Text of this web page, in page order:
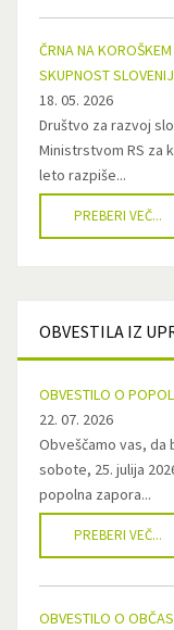
ČRNA NA
SKUPNOST
18. 05. 2026
Društvo za razvoj
Ministrstvom RS za
leto razpiše...
PREBERI VEČ...
OBVESTILA IZ
OBVESTILO O
22. 07. 2026
Obveščamo vas, da
sobote, 25. julija
popolna zapora...
PREBERI VEČ...
OBVESTILO O